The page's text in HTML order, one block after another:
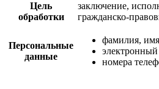
Цель
обработки
заключение,
гражданско-
Персональные
данные
фамилия,
электронный
номера